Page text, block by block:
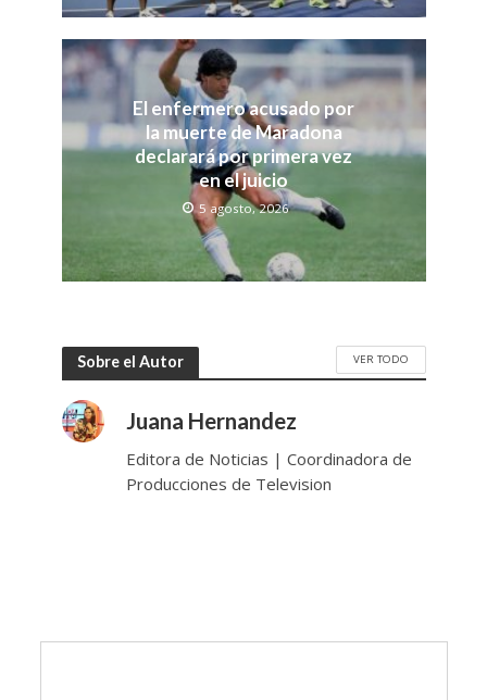
El enfermero acusado por
la muerte de Maradona
declarará por primera vez
en el juicio
5 agosto, 2026
Sobre el Autor VER TODO
Juana Hernandez
Editora de Noticias | Coordinadora de
Producciones de Television